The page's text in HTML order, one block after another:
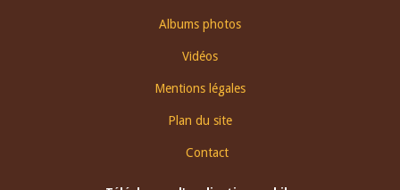
Albums photos
Vidéos
Mentions légales
Plan du site
Contact